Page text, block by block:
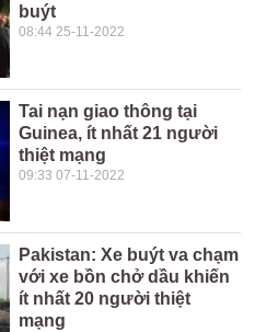
buýt
08:44 25-11-2022
Tai nạn giao thông tại
Guinea, ít nhất 21 người
thiệt mạng
09:33 07-11-2022
Pakistan: Xe buýt va chạm
với xe bồn chở dầu khiến
ít nhất 20 người thiệt
mạng